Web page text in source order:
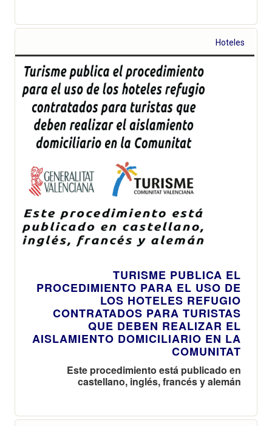
Hoteles
TURISME PUBLICA EL
PROCEDIMIENTO PARA EL USO DE
LOS HOTELES REFUGIO
CONTRATADOS PARA TURISTAS
QUE DEBEN REALIZAR EL
AISLAMIENTO DOMICILIARIO EN LA
COMUNITAT
Este procedimiento está publicado en
castellano, inglés, francés y alemán